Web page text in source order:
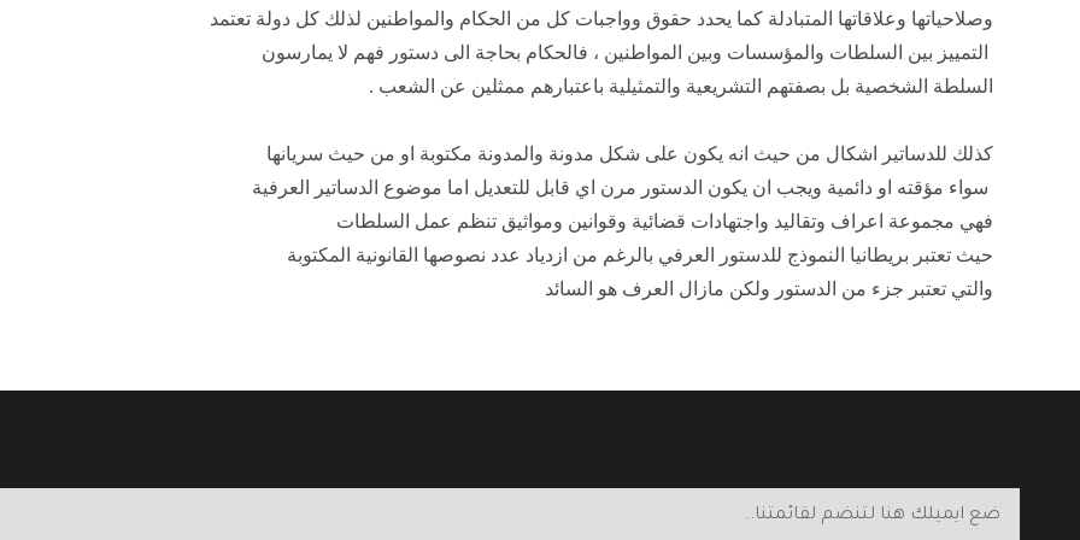
وصلاحياتها وعلاقاتها المتبادلة كما يحدد حقوق وواجبات كل من الحكام والمواطنين لذلك كل دولة تعتمد
التمييز بين السلطات والمؤسسات وبين المواطنين ، فالحكام بحاجة الى دستور فهم لا يمارسون
السلطة الشخصية بل بصفتهم التشريعية والتمثيلية باعتبارهم ممثلين عن الشعب .
كذلك للدساتير اشكال من حيث انه يكون على شكل مدونة والمدونة مكتوبة او من حيث سريانها
سواء مؤقته او دائمية ويجب ان يكون الدستور مرن اي قابل للتعديل اما موضوع الدساتير العرفية
فهي مجموعة اعراف وتقاليد واجتهادات قضائية وقوانين ومواثيق تنظم عمل السلطات
حيث تعتبر بريطانيا النموذج للدستور العرفي بالرغم من ازدياد عدد نصوصها القانونية المكتوبة
والتي تعتبر جزء من الدستور ولكن مازال العرف هو السائد